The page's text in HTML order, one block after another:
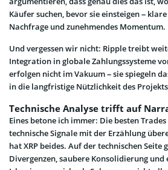
Käufer suchen, bevor sie einsteigen –
Nachfrage und zunehmendes Momentum.
Und vergessen wir nicht: Ripple treibt
Integration in globale Zahlungssysteme
erfolgen nicht im Vakuum – sie spiegeln
in die langfristige Nützlichkeit des
Technische Analyse trifft auf
Eines betone ich immer: Die besten
technische Signale mit der Erzählung
hat XRP beides. Auf der technischen Seite
Divergenzen, saubere Konsolidierung